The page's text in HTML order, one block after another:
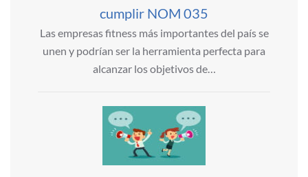
cumplir NOM 035
Las empresas fitness más importantes del país se
unen y podrían ser la herramienta perfecta para
alcanzar los objetivos de…